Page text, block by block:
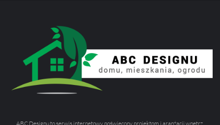
ABC Designu to serwis internetowy poświęcony projektom i aranżacji wnętrz,